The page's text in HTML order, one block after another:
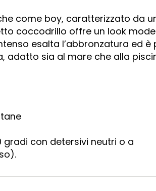
come boy, caratterizzato da
coccodrillo offre un look
esalta l’abbronzatura ed
adatto sia al mare che alla
con detersivi neutri o a